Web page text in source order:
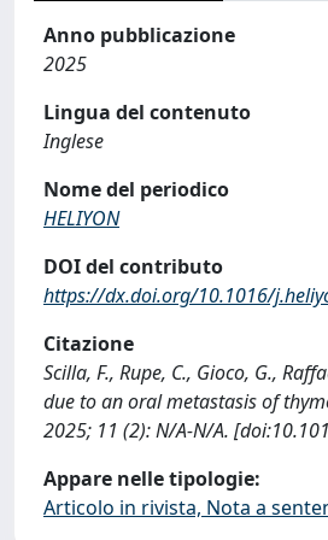
Anno pubblicazione
2025
Lingua del contenuto
Inglese
Nome del periodico
HELIYON
DOI del contributo
https://dx.doi.org/10.1016/
Citazione
Scilla, F., Rupe, C., Gioco, G.,
due to an oral metastasis of
2025; 11 (2): N/A-N/A.
Appare nelle tipologie:
Articolo in rivista, Nota a